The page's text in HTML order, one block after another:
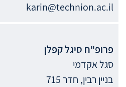
karin@technion.ac.il
פרופ"ח סיגל קפלן
סגל אקדמי
בניין רבין, חדר 715